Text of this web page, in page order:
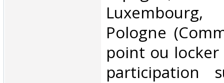
Pologne
point ou locker
participation